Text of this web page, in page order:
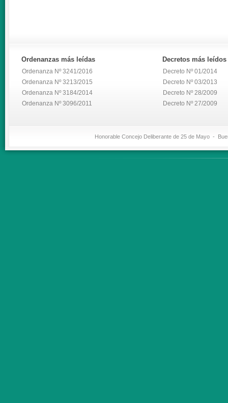
Ordenanzas más leídas
Ordenanza Nº 3241/2016
Ordenanza Nº 3213/2015
Ordenanza Nº 3184/2014
Ordenanza Nº 3096/2011
Decretos más leídos
Decreto Nº 01/2014
Decreto Nº 03/2013
Decreto Nº 28/2009
Decreto Nº 27/2009
Honorable Concejo Deliberante de 25 de